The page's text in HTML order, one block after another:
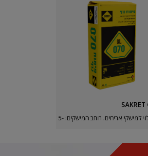
חומר מילוי למישקי אריחים. רוחב המישקים: 5-